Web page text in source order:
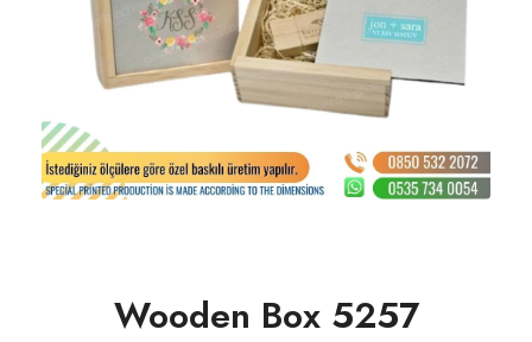
Wooden Box 5257